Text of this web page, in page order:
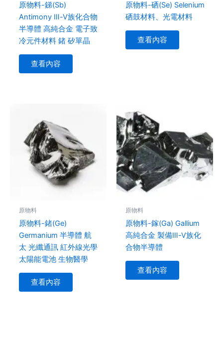
原物料-銻(Sb)
Antimony Ⅲ-Ⅴ族化合物
半導體 ⾼純合⾦ 電⼦致
冷元件材料 鍺 矽單晶
查看內容
原物料-硒(Se) Selenium
硒⿎材料、光電材料
查看內容
原物料
原物料-鍺(Ge)
Germanium 半導體 航
太 光纖通訊 紅外線光學
太陽能電池 ⽣物醫學
查看內容
原物料
原物料-鎵(Ga) Gallium
高純合金 製備Ⅲ-Ⅴ族化
合物半導體
查看內容